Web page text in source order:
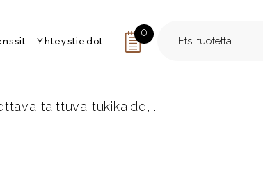
Yhteystiedot
0
taittuva tukikaide,...